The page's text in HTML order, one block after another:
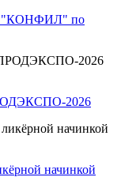
"КОНФИЛ" по
2026
начинкой